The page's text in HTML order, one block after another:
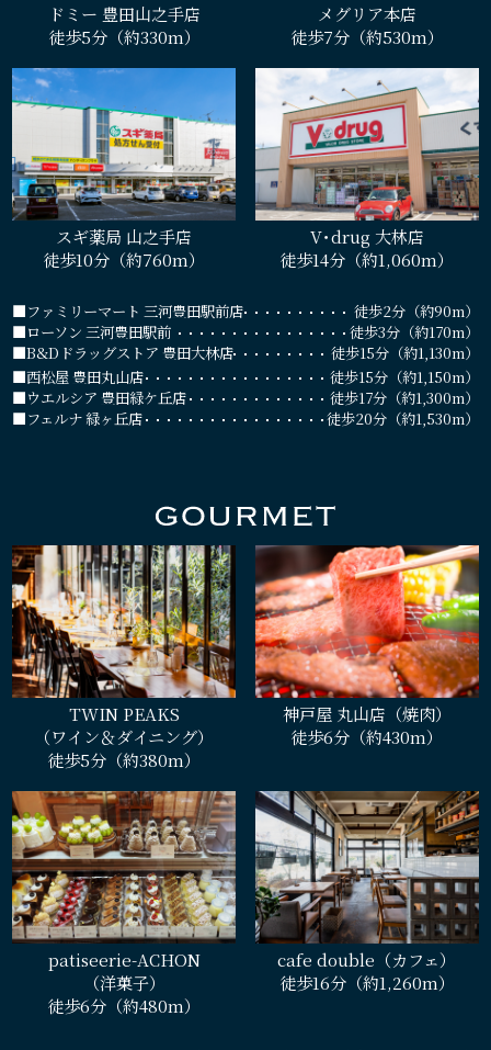
ドミー 豊田山之手店
徒歩5分（約330m）
メグリア本店
徒歩7分（約530m）
スギ薬局 山之手店
徒歩10分（約760m）
V･drug 大林店
徒歩14分（約1,060m）
■ファミリーマート 三河豊田駅前店
徒歩2分（約90m）
■ローソン 三河豊田駅前
徒歩3分（約170m）
■B&Dドラッグストア 豊田大林店
徒歩15分（約1,130m）
■西松屋 豊田丸山店
徒歩15分（約1,150m）
■ウエルシア 豊田緑ケ丘店
徒歩17分（約1,300m）
■フェルナ 緑ヶ丘店
徒歩20分（約1,530m）
TWIN PEAKS
（ワイン＆ダイニング）
徒歩5分（約380m）
神戸屋 丸山店（焼肉）
徒歩6分（約430m）
patiseerie-ACHON
（洋菓子）
徒歩6分（約480m）
cafe double（カフェ）
徒歩16分（約1,260m）